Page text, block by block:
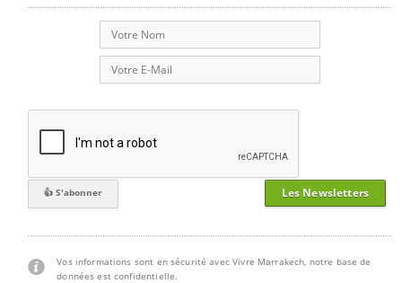
Les Newsletters
Vos informations sont en sécurité avec Vivre Marrakech, notre base de
données est confidentielle.